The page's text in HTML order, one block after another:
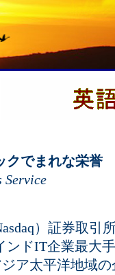
クでまれな栄誉
Service
）証券取引
ンドIT企業最大
ジア太平洋地域